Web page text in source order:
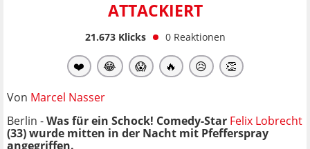
ATTACKIERT
21.673Klicks 0 Reaktionen
❤️ 😂 😱 🔥 😥 👏
Von Marcel Nasser
Berlin -Was für ein Schock! Comedy-Star Felix Lobrecht
(33) wurde mitten in der Nacht mit Pfefferspray
angegriffen.